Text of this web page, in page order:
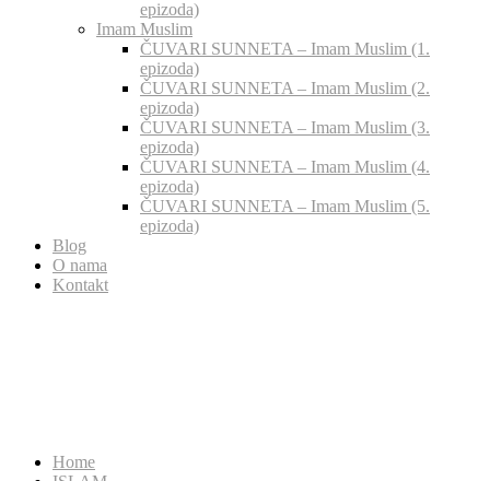
epizoda)
Imam Muslim
ČUVARI SUNNETA – Imam Muslim (1.
epizoda)
ČUVARI SUNNETA – Imam Muslim (2.
epizoda)
ČUVARI SUNNETA – Imam Muslim (3.
epizoda)
ČUVARI SUNNETA – Imam Muslim (4.
epizoda)
ČUVARI SUNNETA – Imam Muslim (5.
epizoda)
Blog
O nama
Kontakt
Home